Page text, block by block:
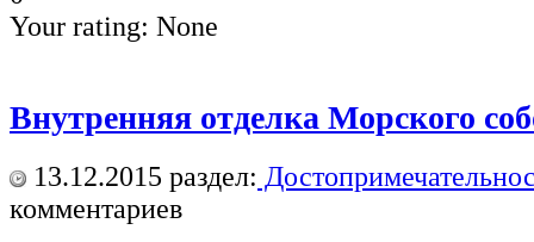
Your rating: None
Внутренняя отделка Морского
13.12.2015 раздел:
комментариев